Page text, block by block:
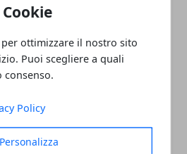
ottimizzare il nostro sito
Puoi scegliere a quali
consenso.
Policy
Personalizza